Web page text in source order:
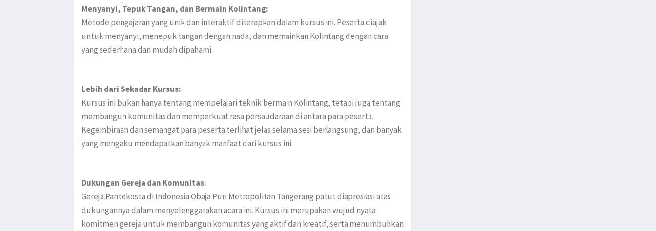
Menyanyi, Tepuk Tangan, dan Bermain Kolintang:
Metode pengajaran yang unik dan interaktif diterapkan dalam kursus ini. Peserta diajak
untuk menyanyi, menepuk tangan dengan nada, dan memainkan Kolintang dengan cara
yang sederhana dan mudah dipahami.
Lebih dari Sekadar Kursus:
Kursus ini bukan hanya tentang mempelajari teknik bermain Kolintang, tetapi juga tentang
membangun komunitas dan memperkuat rasa persaudaraan di antara para peserta.
Kegembiraan dan semangat para peserta terlihat jelas selama sesi berlangsung, dan banyak
yang mengaku mendapatkan banyak manfaat dari kursus ini.
Dukungan Gereja dan Komunitas:
Gereja Pantekosta di Indonesia Obaja Puri Metropolitan Tangerang patut diapresiasi atas
dukungannya dalam menyelenggarakan acara ini. Kursus ini merupakan wujud nyata
komitmen gereja untuk membangun komunitas yang aktif dan kreatif, serta menumbuhkan